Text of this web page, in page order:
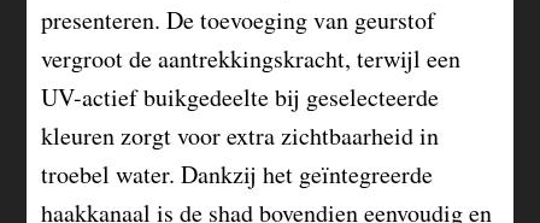
presenteren. De toevoeging van geurstof
vergroot de aantrekkingskracht, terwijl een
UV-actief buikgedeelte bij geselecteerde
kleuren zorgt voor extra zichtbaarheid in
troebel water. Dankzij het geïntegreerde
haakkanaal is de shad bovendien eenvoudig en